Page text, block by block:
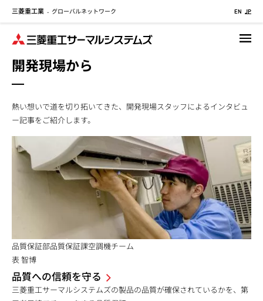
三菱重工業 - グローバルネットワーク EN JP
開発現場から
熱い想いで道を切り拓いてきた、開発現場スタッフによるインタビュ
ー記事をご紹介します。
品質保証部品質保証課空調機チーム
表 智博
品質への信頼を守る
三菱重工サーマルシステムズの製品の品質が確保されているかを、第